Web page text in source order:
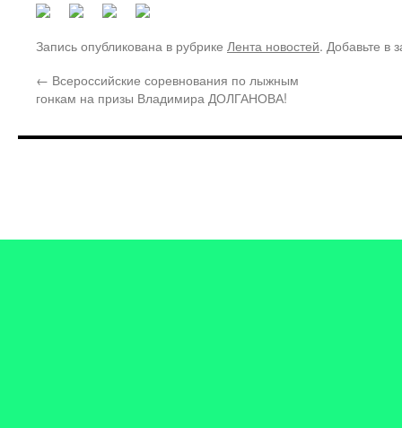
Запись опубликована в рубрике Лента новостей. Добавьте в
← Всероссийские соревнования по лыжным
гонкам на призы Владимира ДОЛГАНОВА!